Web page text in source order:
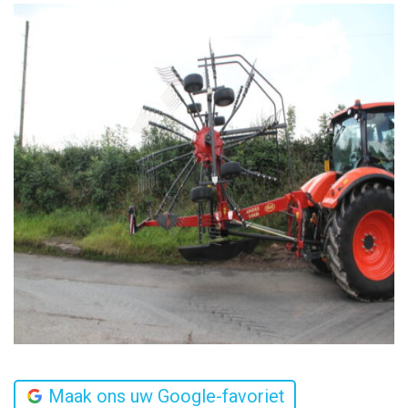
Maak ons uw Google-favoriet